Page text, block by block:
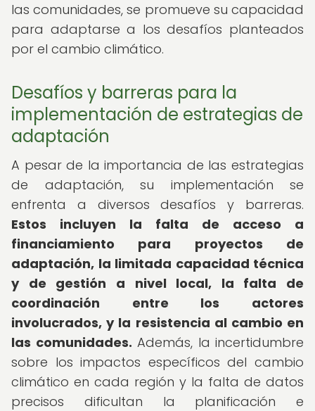
las comunidades, se promueve su capacidad
para adaptarse a los desafíos planteados
por el cambio climático.
Desafíos y barreras para la
implementación de estrategias de
adaptación
A pesar de la importancia de las estrategias
de adaptación, su implementación se
enfrenta a diversos desafíos y barreras.
Estos incluyen la falta de acceso a
financiamiento para proyectos de
adaptación, la limitada capacidad técnica
y de gestión a nivel local, la falta de
coordinación entre los actores
involucrados, y la resistencia al cambio en
las comunidades. Además, la incertidumbre
sobre los impactos específicos del cambio
climático en cada región y la falta de datos
precisos dificultan la planificación e